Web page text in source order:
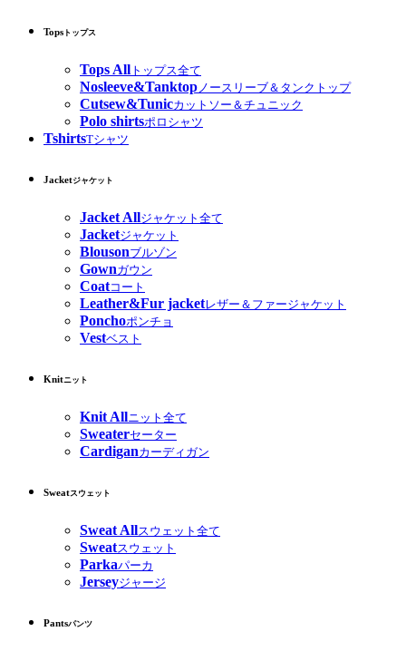
Tops トップス
Tops All トップス全て
Nosleeve&Tanktop ノースリーブ＆タンクトップ
Cutsew&Tunicカットソー＆チュニック
Polo shirtsポロシャツ
TshirtsTシャツ
Jacketジャケット
Jacket Allジャケット全て
Jacketジャケット
Blousonブルゾン
Gownガウン
Coatコート
Leather&Fur jacketレザー＆ファージャケット
Ponchoポンチョ
Vestベスト
Knitニット
Knit Allニット全て
Sweaterセーター
Cardiganカーディガン
Sweatスウェット
Sweat Allスウェット全て
Sweatスウェット
Parkaパーカ
Jerseyジャージ
Pantsパンツ